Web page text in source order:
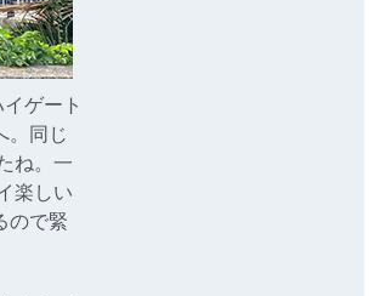
ゲート
。同じ
ね。一
楽しい
ので緊